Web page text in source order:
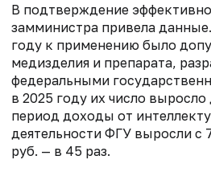
В подтверждение
замминистра привела
году к применению было
медизделия и препарата,
федеральными
в 2025 году их число
период доходы от
деятельности ФГУ выросли с
руб. — в 45 раз.